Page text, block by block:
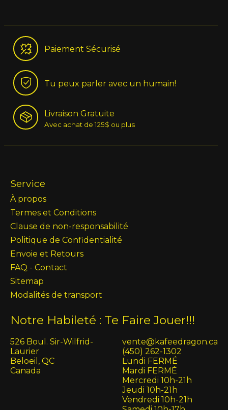
Paiement Sécurisé
Tu peux parler avec un humain!
Livraison Gratuite
Avec achat de 125$ ou plus
Service
À propos
Termes et Conditions
Clause de non-responsabilité
Politique de Confidentialité
Envoie et Retours
FAQ - Contact
Sitemap
Modalités de transport
Notre Habileté : Te Faire Jouer!!!
526 Boul. Sir-Wilfrid-
Laurier
Beloeil, QC
Canada
vente@kafeedragon.ca
(450) 262-1302
Lundi FERMÉ
Mardi FERMÉ
Mercredi 10h-21h
Jeudi 10h-21h
Vendredi 10h-21h